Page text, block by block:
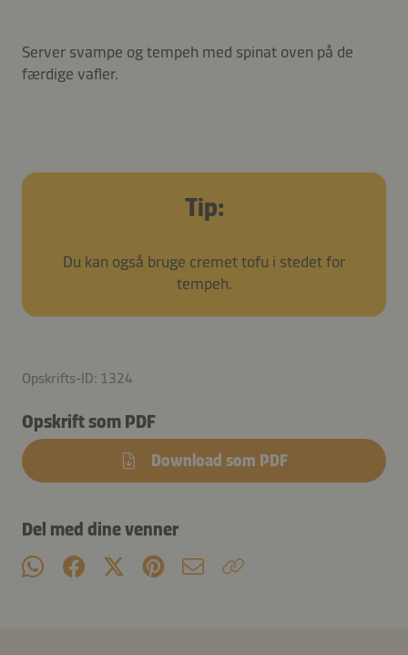
Server svampe og tempeh med spinat oven på de
færdige vafler.
Tip:
Du kan også bruge cremet tofu i stedet for
tempeh.
Opskrifts-ID: 1324
Opskrift som PDF
Download som PDF
Del med dine venner